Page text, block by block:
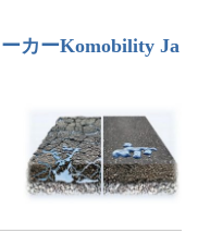
カーKomobility Ja